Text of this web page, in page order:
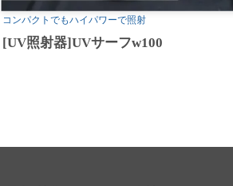
コンパクトでもハイパワーで照射
[UV照射器]UVサーフw100